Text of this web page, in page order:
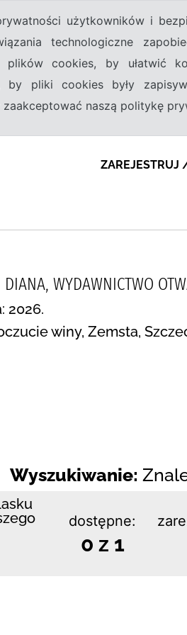
użytkowników i
technologiczne
plików cookies, by ułatwić
by pliki cookies były
naszą politykę
ZAREJESTRUJ
WYDAWNICTWO
2026.
winy, Zemsta,
Wyszukiwanie:
dostępne:
0 z 1